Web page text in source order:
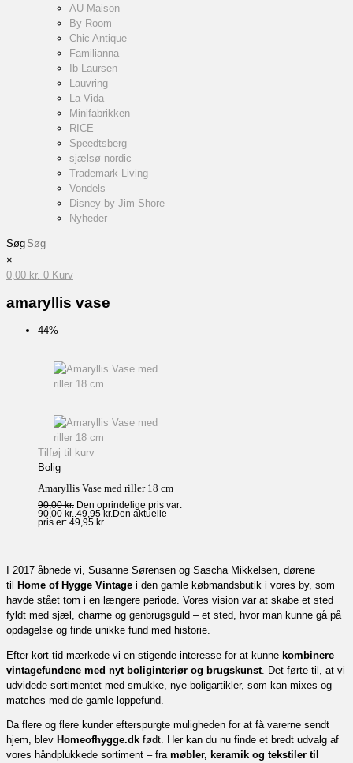
AU Maison
By Room
Chic Antique
Familianna
Ib Laursen
Lauvring
La Vida
Minifabrikken
RICE
Speedtsberg
sjælsø nordic
Trademark Living
Vondels
Disney by Jim Shore
Nyheder
Søg
×
0,00 kr. 0 Kurv
amaryllis vase
44%
Tilføj til kurv
Bolig
Amaryllis Vase med riller 18 cm
90,00kr. Den oprindelige pris var:
90,00 kr..49,95 kr.Den aktuelle
pris er: 49,95 kr..
I 2017 åbnede vi, Susanne Sørensen og Sascha Mikkelsen, dørene
til
Home of Hygge Vintage i den gamle købmandsbutik i vores by, som
havde stået tom i en længere periode. Vores vision var at skabe et sted
fyldt med sjæl, charme og genbrugsguld – et sted, hvor man kunne gå på
opdagelse og finde unikke fund med historie.
Efter kort tid mærkede vi en stigende interesse for at kunne kombinere
vintagefundene med nyt boliginteriør og brugskunst . Det førte til, at vi
udvidede sortimentet med smukke, nye boligartikler, som kan mixes og
matches med de gamle loppefund.
Da flere og flere kunder efterspurgte muligheden for at få varerne sendt
hjem, blev Homeofhygge.dk født. Her kan du nu finde et bredt udvalg af
vores håndplukkede sortiment – fra møbler, keramik og tekstiler til